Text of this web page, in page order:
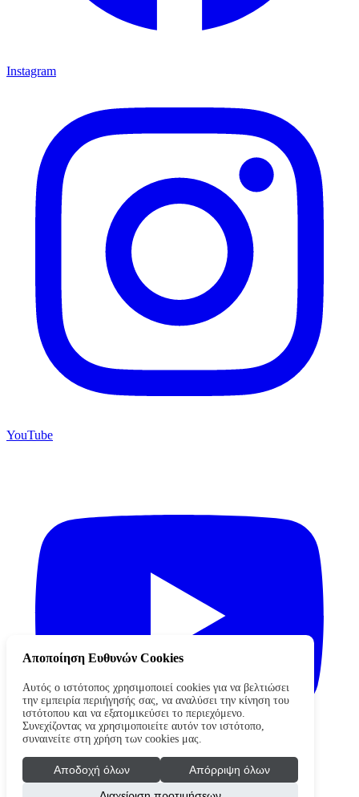
Instagram
YouTube
Αποποίηση Ευθυνών Cookies
Αυτός ο ιστότοπος χρησιμοποιεί cookies για να βελτιώσει
την εμπειρία περιήγησής σας, να αναλύσει την κίνηση του
ιστότοπου και να εξατομικεύσει το περιεχόμενο.
Συνεχίζοντας να χρησιμοποιείτε αυτόν τον ιστότοπο,
συναινείτε στη χρήση των cookies μας.
Αποδοχή όλων
Απόρριψη όλων